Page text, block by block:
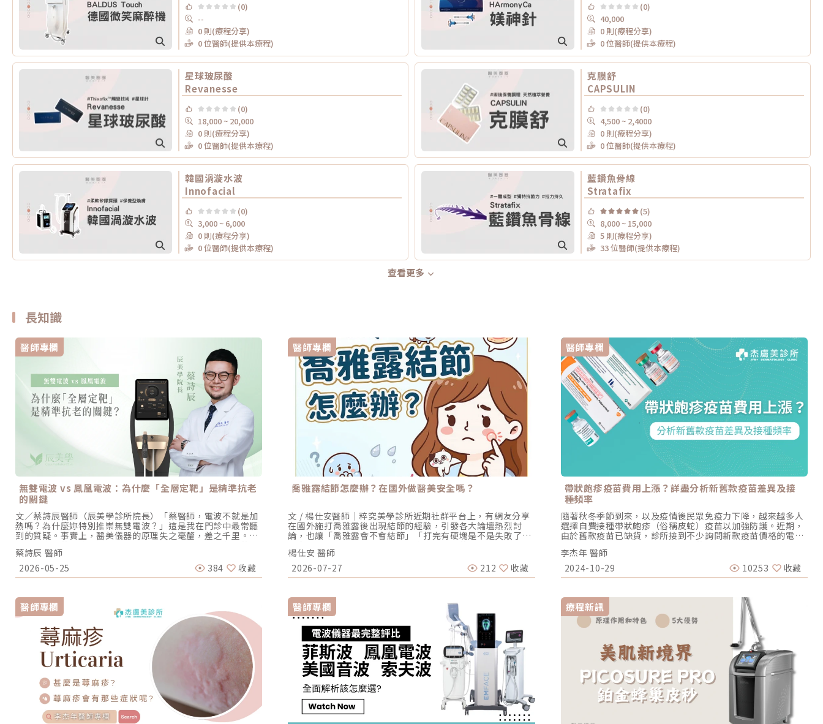
(0)
--
0 則(療程分享)
0 位醫師(提供本療程)
(0)
40,000
0 則(療程分享)
0 位醫師(提供本療程)
星球玻尿酸
Revanesse
(0)
18,000 ~ 20,000
0 則(療程分享)
0 位醫師(提供本療程)
克膜舒
CAPSULIN
(0)
4,500 ~ 2,4000
0 則(療程分享)
0 位醫師(提供本療程)
韓國渦漩水波
Innofacial
(0)
3,000 ~ 6,000
0 則(療程分享)
0 位醫師(提供本療程)
藍鑽魚骨線
Stratafix
(5)
8,000 ~ 15,000
5 則(療程分享)
33 位醫師(提供本療程)
查看更多
長知識
醫師專欄
無雙電波 vs 鳳凰電波：為什麼「全層定靶」是精準抗老
的關鍵
文／蔡詩辰醫師（辰美學診所院長）「蔡醫師，電波不就是加
熱嗎？為什麼妳特別推崇無雙電波？」這是我在門診中最常聽
到的質疑。事實上，醫美儀器的原理失之毫釐，差之千里。市
床經驗中，要達成理想的輪廓復位，單一的加熱方式往往存在
死角。這也是為什麼在辰美學，我堅持引進無雙電波
（Density），並結合我的埋線力學經驗，推動「全層定靶式
器，必須先理解無雙電波在能量物理上的「降維打擊」：1. 突
破單一維度：單雙極同時輸出的「鎖熱效應」傳統電波（如鳳
凰）主要依靠單極電波進行深層容積式加熱，能量由上而下遞
減。而無雙電波的專利探頭，能在一發能量中同時切換單極
（Monopolar）與雙極（Bipolar）： 單極（建地基）：負
責開路，能量直達皮下組織與筋膜層，在大面積範圍內引發膠
原收縮。 雙極（蓋蓋子）：這是我最看重的物理特性。在單極
加熱後的瞬間，雙極電波會在淺層真皮層形成「熱屏蔽」。蔡
醫師觀點：這就像燉煮料理時「蓋上鍋蓋」。一般的電波在加
熱深層時，熱能會向表皮散失；但無雙電波透過雙極能量在淺
層鎖熱，把熱能悶在肌膚層裡面，讓深層的熱效應更集中、更
持久。2. 韌帶定靶：將埋線思維導入電波操作身為長期操作埋
線拉提的醫師，我對臉部「支撐韌帶」的座標極其敏感。無雙
蔡詩辰 醫師
2026-05-25
384 收藏
醫師專欄
喬雅露結節怎麼辦？在國外做醫美安全嗎？
文 / 楊仕安醫師｜粹究美學診所近期社群平台上，有網友分享
在國外施打喬雅露後出現結節的經驗，引發各大論壇熱烈討
論，也讓「喬雅露會不會結節」「打完有硬塊是不是失敗了」
「去韓國打喬雅露安全嗎」成為許多人關心的問題。圖片來
源：TVBS媒體報導喬雅露會結節、失敗嗎？先分清正常反應
與真正併發症喬雅露結節並不等於療程失敗，多數術後摸到的
顆粒感來自暫時性腫脹與非交聯玻尿酸載體，會自行消退；真
必須先分清楚，才能判斷是否需要處理。哪些部位比較容易出
現結節？喬雅露如何啟動膠原新生？喬雅露結節怎麼辦？依類
型對應的處理方式喬雅露結節的處理必須先分型再對應：早發
性結節以按摩、觀察與物理性方式為主，遲發性發炎結節則需
由醫師評估後採用病灶內藥物處理。自行用力按壓或推擠可能
加重組織反應並不建議，確認結節類型後再處理，才是最有效
率的做法。韓國打喬雅露安全嗎？海外療程藏風險出國施打喬
雅露最大的隱憂不在注射當下，而在於術後追蹤與併發症處理
的斷點。因為它是會隨時間作用的膠原增生劑，部分反應可能
延後數週至數月才出現，跨國施打一旦發生結節，返國後往往
找不到原醫師接手，追蹤與處置就此中斷。真正的難處在返國
之後才浮現：接手的醫師不知道原本打的是哪個品牌、哪種劑
型、打了多少、打在哪一層，等於要在資訊不完整的情況下處
楊仕安 醫師
2026-07-27
212 收藏
醫師專欄
帶狀皰疹疫苗費用上漲？詳盡分析新舊款疫苗差異及接
種頻率
隨著秋冬季節到來，以及疫情後民眾免疫力下降，越來越多人
選擇自費接種帶狀皰疹（俗稱皮蛇）疫苗以加強防護。近期，
由於舊款疫苗已缺貨，診所接到不少詢問新款疫苗價格的電
話。新款疫苗因具專利研發和較強的防護效果，採用雙劑型接
種，因此價格較高，也讓部分人覺得疫苗變貴了。那麼，帶狀
皰疹疫苗的新舊款到底有什麼不同？哪些人特別適合接種新款
疫苗呢？今天就帶大家深入了解！帶狀皰疹疫苗怎麼選？新舊
兩種類型，各自具有預防帶狀皰疹發作的優點，即便出現感
染，水泡和神經痛等症狀也會減輕。這兩款疫苗分別是早期的
活性減毒疫苗「伏帶疹 Zostavax」以及新型的非活性重組疫
苗「欣剋疹 Shingrix」，從名稱可以看出它們在成分與原理
上的不同。活性減毒疫苗「伏帶疹 Zostavax」是將帶狀皰疹
病毒的活性大幅減弱後製成的，雖經減毒處理，但病毒劑量仍
是水痘疫苗的14倍。透過皮下注射，疫苗可刺激免疫系統反
應，提升人體的防禦力。不過，對免疫功能較弱的人來說，接
種這款疫苗可能引發疫苗病毒株感染，增加嚴重疾病或生命危
險的風險。「欣剋疹 Shingrix」屬於非活性重組蛋白疫苗，
這是現代疫苗中較為安全的生產方式之一，因此其副作用相對
較少。由於不含活病毒，免疫功能低下者也可安全接種，不會
因免疫狀況而受到限制。如果覺得專有名詞複雜難懂，李醫師
李杰年 醫師
2024-10-29
10253 收藏
醫師專欄 醫師專欄 療程新訊